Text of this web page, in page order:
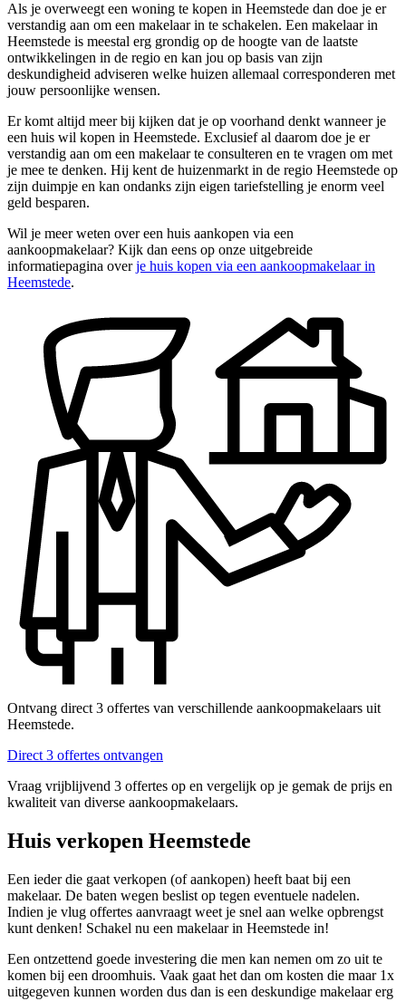
Als je overweegt een woning te kopen in Heemstede dan doe je er
verstandig aan om een makelaar in te schakelen. Een makelaar in
Heemstede is meestal erg grondig op de hoogte van de laatste
ontwikkelingen in de regio en kan jou op basis van zijn
deskundigheid adviseren welke huizen allemaal corresponderen met
jouw persoonlijke wensen.
Er komt altijd meer bij kijken dat je op voorhand denkt wanneer je
een huis wil kopen in Heemstede. Exclusief al daarom doe je er
verstandig aan om een makelaar te consulteren en te vragen om met
je mee te denken. Hij kent de huizenmarkt in de regio Heemstede op
zijn duimpje en kan ondanks zijn eigen tariefstelling je enorm veel
geld besparen.
Wil je meer weten over een huis aankopen via een
aankoopmakelaar? Kijk dan eens op onze uitgebreide
informatiepagina overje huis kopen via een aankoopmakelaar in
Heemstede.
Ontvang direct 3 offertes van verschillende aankoopmakelaars uit
Heemstede.
Direct 3 offertes ontvangen
Vraag vrijblijvend 3 offertes op en vergelijk op je gemak de prijs en
kwaliteit van diverse aankoopmakelaars.
Huis verkopen Heemstede
Een ieder die gaat verkopen (of aankopen) heeft baat bij een
makelaar. De baten wegen beslist op tegen eventuele nadelen.
Indien je vlug offertes aanvraagt weet je snel aan welke opbrengst
kunt denken! Schakel nu een makelaar in Heemstede in!
Een ontzettend goede investering die men kan nemen om zo uit te
komen bij een droomhuis. Vaak gaat het dan om kosten die maar 1x
uitgegeven kunnen worden dus dan is een deskundige makelaar erg